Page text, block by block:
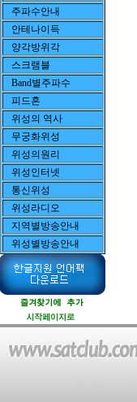
주파수안내
안테나이득
양각방위각
스크램블
Band별주파수
피드혼
위성의 역사
무궁화위성
위성의원리
위성인터넷
통신위성
위성라디오
지역별방송안내
위성별방송안내